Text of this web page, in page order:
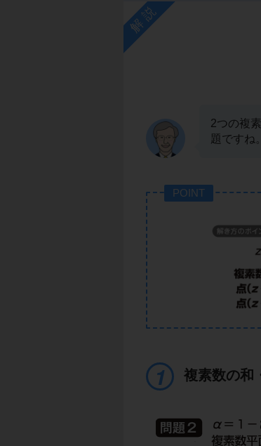
解説
2つの複
題ですね
POINT
複素数の和